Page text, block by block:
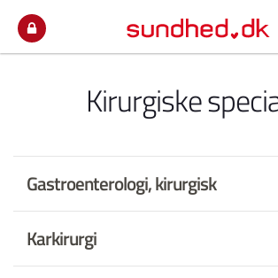
Kirurgiske
Gastroenterologi, kirurgisk
Karkirurgi